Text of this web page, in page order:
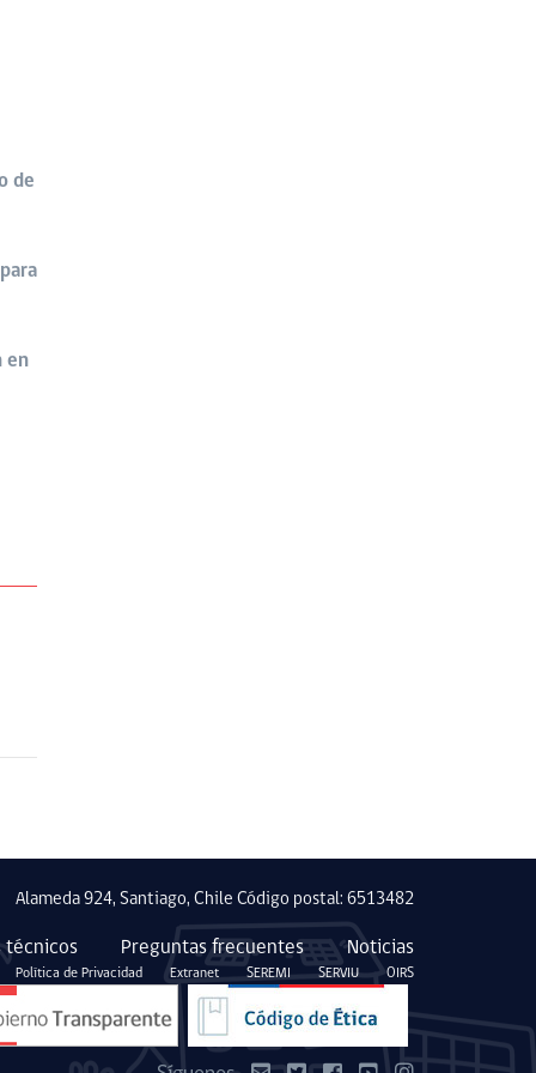
de
en
Alameda 924, Santiago, Chile Código postal: 6513482
técnicos Preguntas frecuentes Noticias
Política de Privacidad Extranet SEREMI SERVIU OIRS